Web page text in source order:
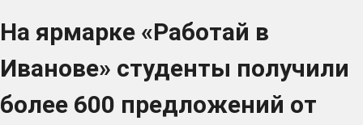
На ярмарке «Работай в
Иванове» студенты получили
более 600 предложений от